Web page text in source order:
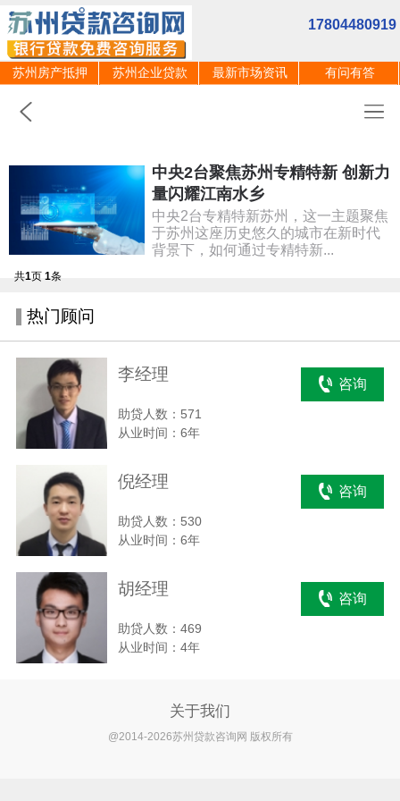
17804480919
苏州房产抵押 苏州企业贷款 最新市场资讯 有问有答
中央2台聚焦苏州专精特新 创新力
量闪耀江南水乡
中央2台专精特新苏州，这一主题聚焦
于苏州这座历史悠久的城市在新时代
背景下，如何通过专精特新...
共1页 1条
热门顾问
李经理
助贷人数：571
从业时间：6年
咨询
倪经理
助贷人数：530
从业时间：6年
咨询
胡经理
助贷人数：469
从业时间：4年
咨询
关于我们
@2014-2026苏州贷款咨询网 版权所有